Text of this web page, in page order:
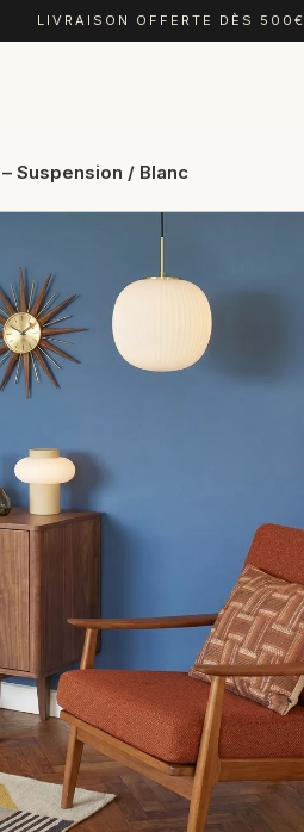
LIVRAISON OFFERTE DÈS 500€
Suspension / Blanc